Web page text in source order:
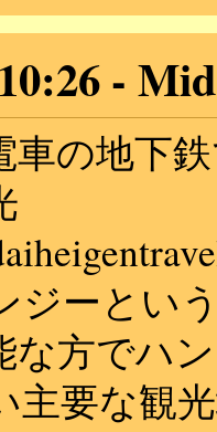
車の地下
ジーとい
な方でハ
主要な観